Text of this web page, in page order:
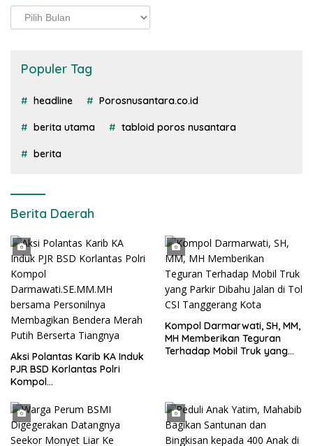
Arsip
Populer Tag
headline Porosnusantara.co.id
berita utama tabloid poros nusantara
berita
Berita Daerah
Aksi Polantas Karib KA Induk
PJR BSD Korlantas Polri
Kompol
bersama Personilnya
Membagikan Bendera Merah
Putih Berserta Tiangnya
Kompol Darmarwati, SH, MM,
MH Memberikan Teguran
Terhadap Mobil Truk yang